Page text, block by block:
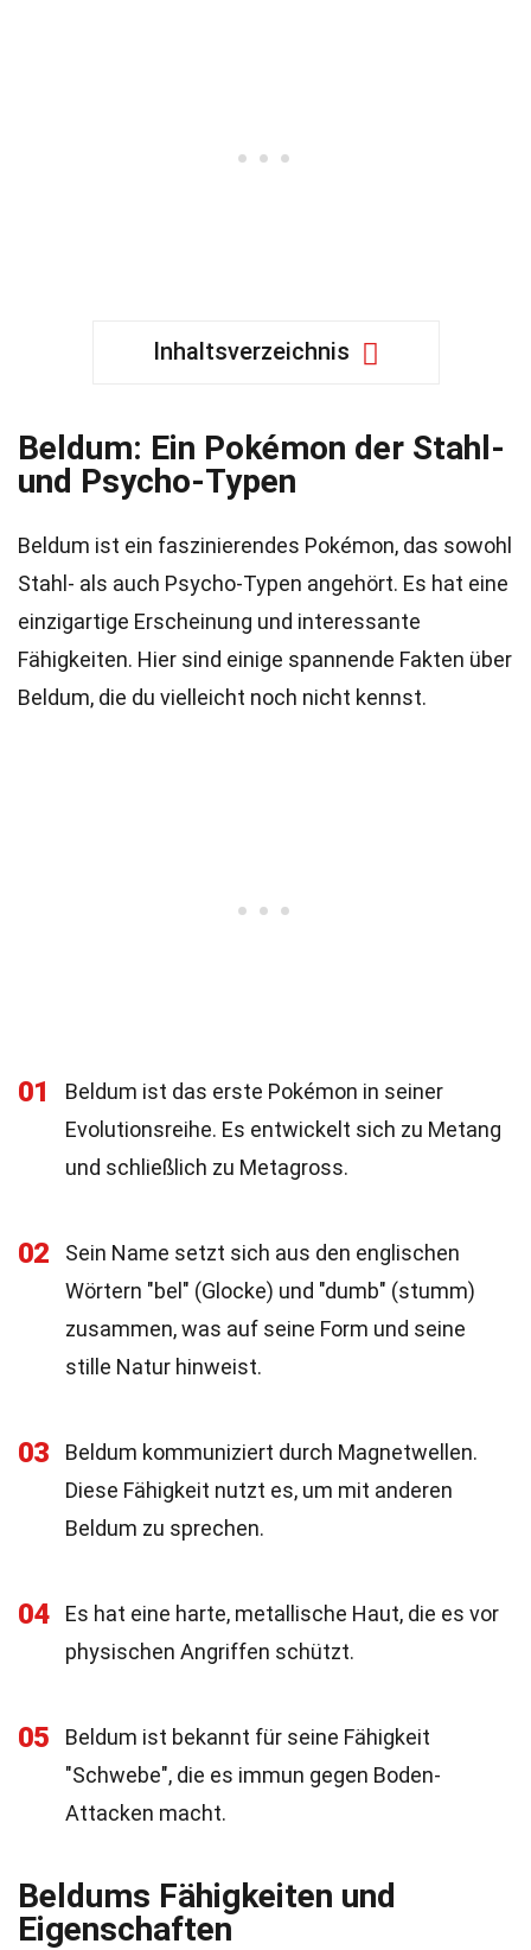
Inhaltsverzeichnis
Beldum: Ein Pokémon der Stahl-
und Psycho-Typen
Beldum ist ein faszinierendes Pokémon, das sowohl
Stahl- als auch Psycho-Typen angehört. Es hat eine
einzigartige Erscheinung und interessante
Fähigkeiten. Hier sind einige spannende Fakten über
Beldum, die du vielleicht noch nicht kennst.
01
Beldum ist das erste Pokémon in seiner
Evolutionsreihe. Es entwickelt sich zu Metang
und schließlich zu Metagross.
02
Sein Name setzt sich aus den englischen
Wörtern "bel" (Glocke) und "dumb" (stumm)
zusammen, was auf seine Form und seine
stille Natur hinweist.
03
Beldum kommuniziert durch Magnetwellen.
Diese Fähigkeit nutzt es, um mit anderen
Beldum zu sprechen.
04
Es hat eine harte, metallische Haut, die es vor
physischen Angriffen schützt.
05
Beldum ist bekannt für seine Fähigkeit
"Schwebe", die es immun gegen Boden-
Attacken macht.
Beldums Fähigkeiten und
Eigenschaften